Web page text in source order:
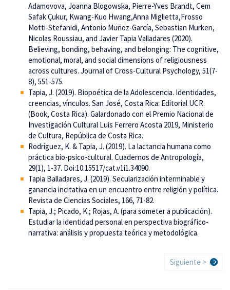
Adamovova, Joanna Blogowska, Pierre-Yves Brandt, Cem
Safak Çukur, Kwang-Kuo Hwang,Anna Miglietta,Frosso
Motti-Stefanidi, Antonio Muñoz-García, Sebastian Murken,
Nicolas Roussiau, and Javier Tapia Valladares (2020).
Believing, bonding, behaving, and belonging: The cognitive,
emotional, moral, and social dimensions of religiousness
across cultures. Journal of Cross-Cultural Psychology, 51(7-
8), 551-575.
Tapia, J. (2019). Biopoética de la Adolescencia. Identidades,
creencias, vínculos. San José, Costa Rica: Editorial UCR.
(Book, Costa Rica). Galardonado con el Premio Nacional de
Investigación Cultural Luis Ferrero Acosta 2019, Ministerio
de Cultura, República de Costa Rica.
Rodríguez, K. & Tapia, J. (2019). La lactancia humana como
práctica bio-psico-cultural. Cuadernos de Antropología,
29(1), 1-37. Doi:10.15517/cat.v1i1.34090.
Tapia Balladares, J. (2019). Secularización interminable y
ganancia incitativa en un encuentro entre religión y política.
Revista de Ciencias Sociales, 166, 71-82.
Tapia, J.; Picado, K.; Rojas, A. (para someter a publicación).
Estudiar la identidad personal en perspectiva biográfico-
narrativa: análisis y propuesta teórica y metodológica.
Siguiente
Siguiente >